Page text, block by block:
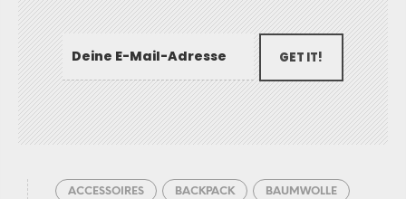
GET IT!
ACCESSOIRES BACKPACK BAUMWOLLE